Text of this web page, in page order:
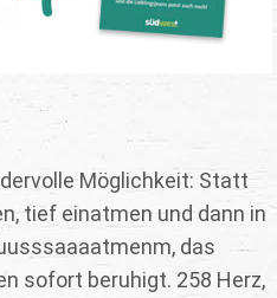
Möglichkeit: Statt
tief einatmen und dann in
das
sofort beruhigt. 258 Herz,